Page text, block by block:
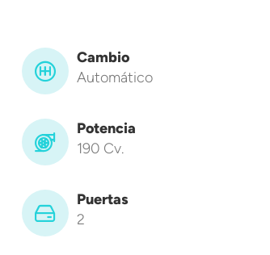
Cambio
Automático
Potencia
190 Cv.
Puertas
2